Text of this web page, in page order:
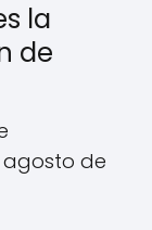
la
de
agosto de